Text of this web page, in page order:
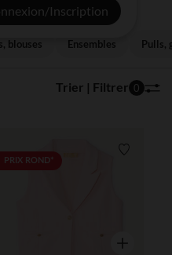
Inscription
blouses Ensembles Pulls,
Trier | Filtrer 0
PRIX ROND*
Aperçu